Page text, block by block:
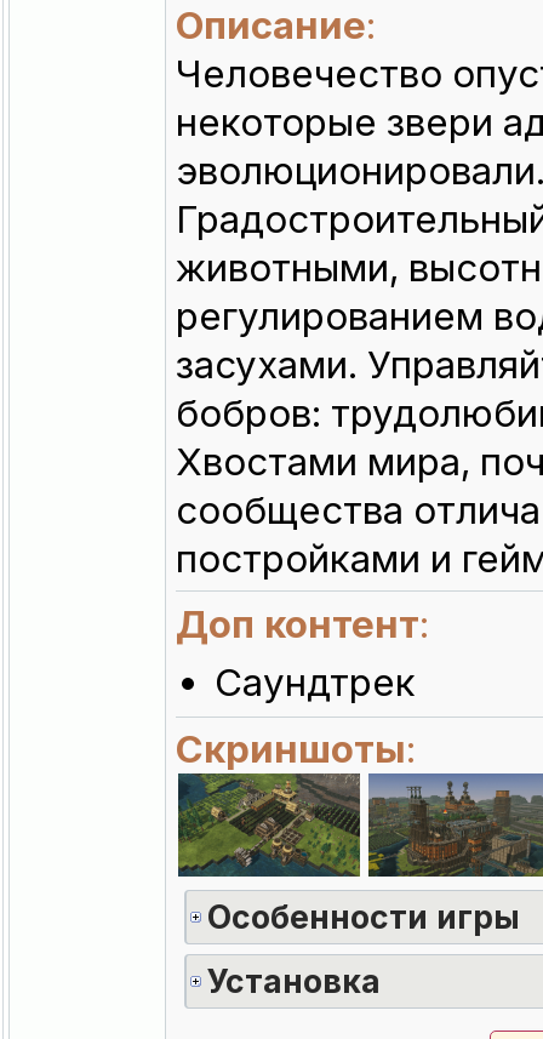
Описание:
Человечество
некоторые звери
животными,
регулированием
засухами.
бобров:
Хвостами мира,
сообщества
постройками и
Доп контент:
Саундтрек
Скриншоты:
Особенности игры
Установка